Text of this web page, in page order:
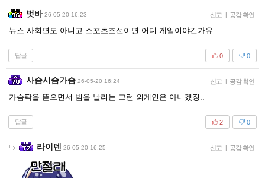
벗바 26-05-20 16:23 신고 | 공감 확인
뉴스 사회면도 아니고 스포츠조선이면 어디 게임이야긴가유
답글 0
0
사슴시슴가슴 26-05-20 16:24 신고 | 공감 확인
가슴팍을 뜯으면서 빔을 날리는 그런 외계인은 아니겠징..
답글 0
2
라이덴 26-05-20 16:25 신고 | 공감 확인